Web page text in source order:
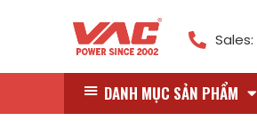
Sales:
DANH MỤC SẢN PHẨM